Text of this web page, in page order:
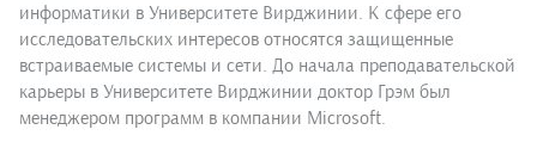
информатики в Университете Вирджинии. К сфере его
исследовательских интересов относятся защищенные
встраиваемые системы и сети. До начала преподавательской
карьеры в Университете Вирджинии доктор Грэм был
менеджером программ в компании Microsoft.